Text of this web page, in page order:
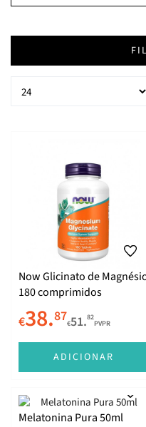
Now Glicinato de
180 comprimidos
€38.87€51.82
PVPR
ADICIONAR
Melatonina Pura 50ml